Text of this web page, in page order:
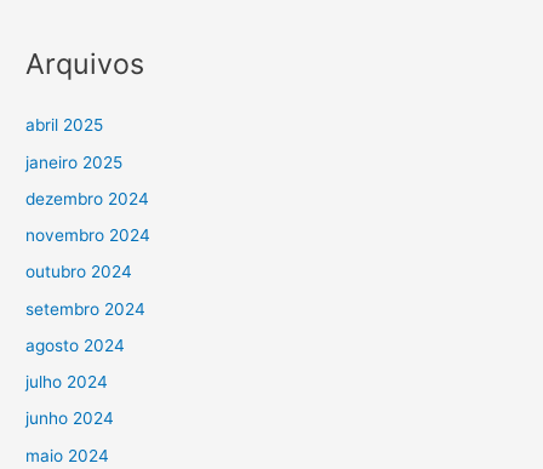
Arquivos
abril 2025
janeiro 2025
dezembro 2024
novembro 2024
outubro 2024
setembro 2024
agosto 2024
julho 2024
junho 2024
maio 2024